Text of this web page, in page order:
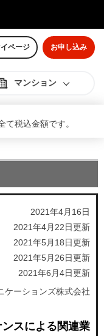
ページ お申し込み
マンション
税込金額です。
2021年4月16日
2021年4月22日更新
2021年5月18日更新
2021年5月26日更新
2021年6月4日更新
ケーションズ株式会社
スによる関連業